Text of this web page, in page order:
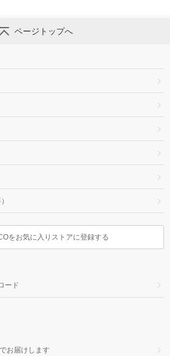
ページトップへ
をお気に入りストアに登録する
ード
お届けします